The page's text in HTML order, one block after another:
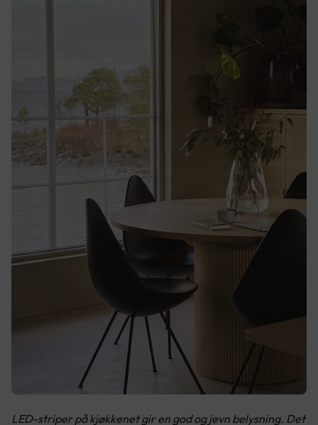
LED-striper på kjøkkenet gir en god og jevn belysning. Det